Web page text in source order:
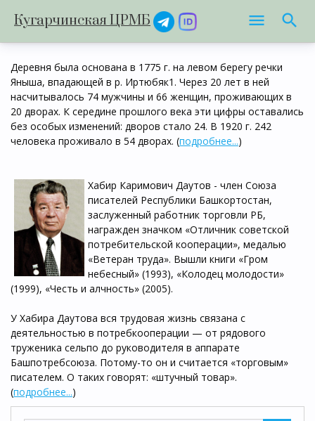
Кугарчинская ЦРМБ
Деревня была основана в 1775 г. на левом берегу речки
Яныша, впадающей в р. Иртюбяк1. Через 20 лет в ней
насчитывалось 74 мужчины и 66 женщин, проживающих в
20 дворах. К середине прошлого века эти цифры оставались
без особых изменений: дворов стало 24. В 1920 г. 242
человека проживало в 54 дворах. (подробнее...)
Хабир Каримович Даутов - член Союза
писателей Республики Башкортостан,
заслуженный работник торговли РБ,
награжден значком «Отличник советской
потребительской кооперации», медалью
«Ветеран труда». Вышли книги «Гром
небесный» (1993), «Колодец молодости»
(1999), «Честь и алчность» (2005).
У Хабира Даутова вся трудовая жизнь связана с
деятельностью в потребкооперации — от рядового
труженика сельпо до руководителя в аппарате
Башпотребсоюза. Потому-то он и считается «торговым»
писателем. О таких говорят: «штучный товар».
(подробнее...)